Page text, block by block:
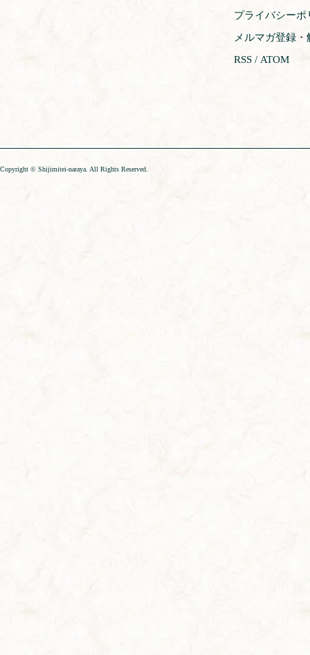
プライバシーポ
メルマガ登録・
RSS / ATOM
Copyright © Shijimitei-naraya. All Rights Reserved.